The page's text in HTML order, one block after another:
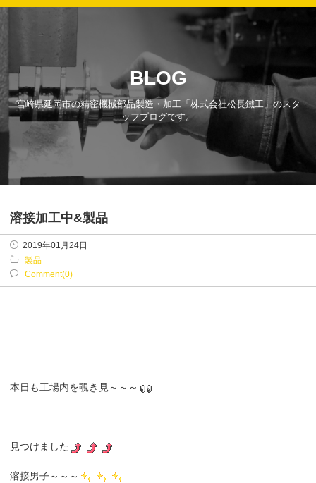
BLOG
宮崎県延岡市の精密機械部品製造・加工「株式会社松長鐵工」のスタ
ッフブログです。
溶接加工中&製品
2019年01月24日
製品
Comment(0)
本日も工場内を覗き見～～～
見つけました
溶接男子～～～